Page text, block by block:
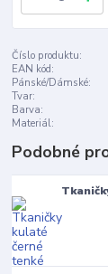
Číslo produktu:
EAN kód:
Pánské/Dámské:
Tvar:
Barva:
Materiál:
Podobné